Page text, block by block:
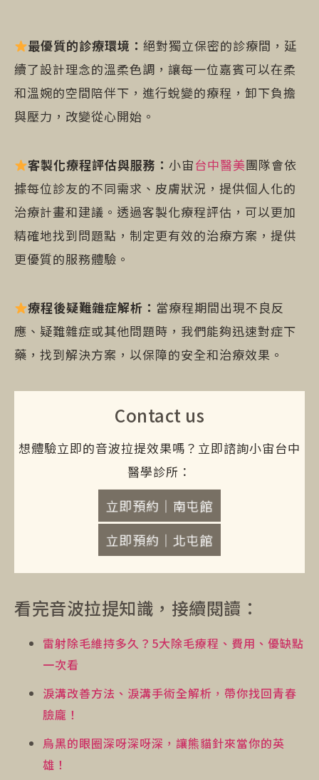
最優質的診療環境：絕對獨立保密的診療間，延
續了設計理念的溫柔色調，讓每一位嘉賓可以在柔
和溫婉的空間陪伴下，進行蛻變的療程，卸下負擔
與壓力，改變從心開始。
客製化療程評估與服務：小宙台中醫美團隊會依
據每位診友的不同需求、皮膚狀況，提供個人化的
治療計畫和建議。透過客製化療程評估，可以更加
精確地找到問題點，制定更有效的治療方案，提供
更優質的服務體驗。
療程後疑難雜症解析： 當療程期間出現不良反
應、疑難雜症或其他問題時，我們能夠迅速對症下
藥，找到解決方案，以保障的安全和治療效果。
Contact us
想體驗立即的音波拉提效果嗎？立即諮詢小宙台中
醫學診所：
立即預約｜南屯館
立即預約｜北屯館
看完音波拉提知識，接續閱讀：
雷射除毛維持多久？5大除毛療程、費用、優缺點
一次看
淚溝改善方法、淚溝手術全解析，帶你找回青春
臉龐！
烏黑的眼圈深呀深呀深，讓熊貓針來當你的英
雄！